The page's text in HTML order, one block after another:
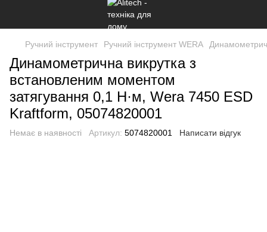
Ручний інструмент Ручний інструмент WERA
Динамометрична викрутка з
встановленим моментом
затягування 0,1 Н·м, Wera 7450 ESD
Kraftform, 05074820001
Немає в наявності Артикул: 5074820001 Написати відгук